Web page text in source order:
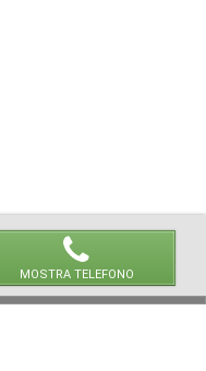
MOSTRA TELEFONO